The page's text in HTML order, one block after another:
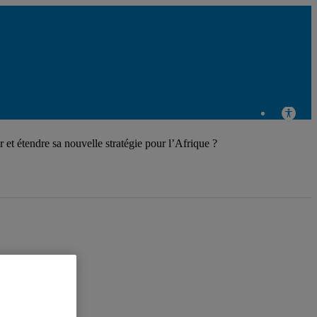
étendre sa nouvelle stratégie pour l’Afrique ?